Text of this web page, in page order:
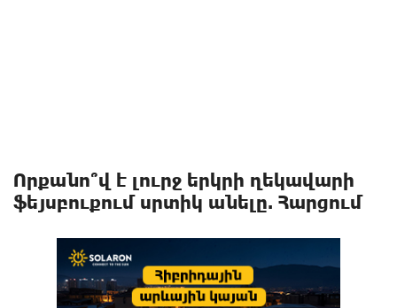
Որքանո՞վ է լուրջ երկրի ղեկավարի
ֆեյսբուքում սրտիկ անելը. Հարցում